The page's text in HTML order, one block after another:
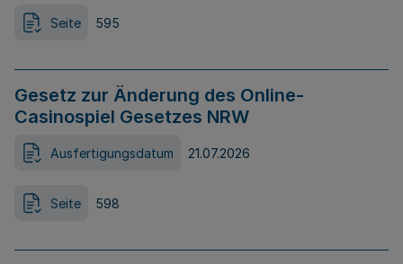
Seite 595
Gesetz zur Änderung des Online-
Casinospiel Gesetzes NRW
Ausfertigungsdatum 21.07.2026
Seite 598